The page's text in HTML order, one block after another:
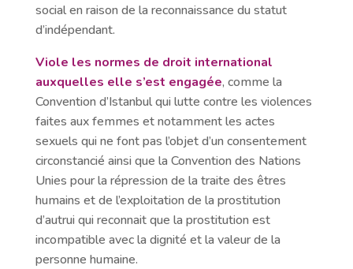
social en raison de la reconnaissance du statut
d’indépendant.
Viole les normes de droit international
auxquelles elle s’est engagée, comme la
Convention d’Istanbul qui lutte contre les violences
faites aux femmes et notamment les actes
sexuels qui ne font pas l’objet d’un consentement
circonstancié ainsi que la Convention des Nations
Unies pour la répression de la traite des êtres
humains et de l’exploitation de la prostitution
d’autrui qui reconnait que la prostitution est
incompatible avec la dignité et la valeur de la
personne humaine.